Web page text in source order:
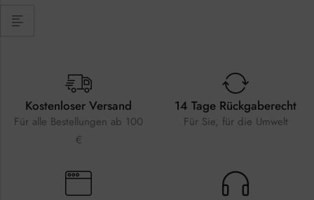
Kostenloser Versand
Für alle Bestellungen ab 100
€
14 Tage Rückgaberecht
Für Sie, für die Umwelt